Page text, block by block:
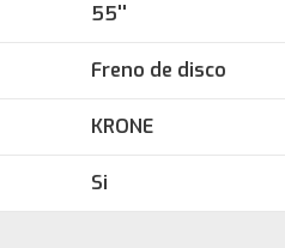
55''
Freno de disco
KRONE
Si